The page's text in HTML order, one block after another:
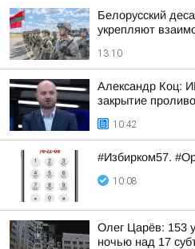
Белорусский
укрепляют
13:10
Александр Коц:
закрытие
10:42
#Избирком57.
10:08
Олег Царёв: 153
ночью над 17